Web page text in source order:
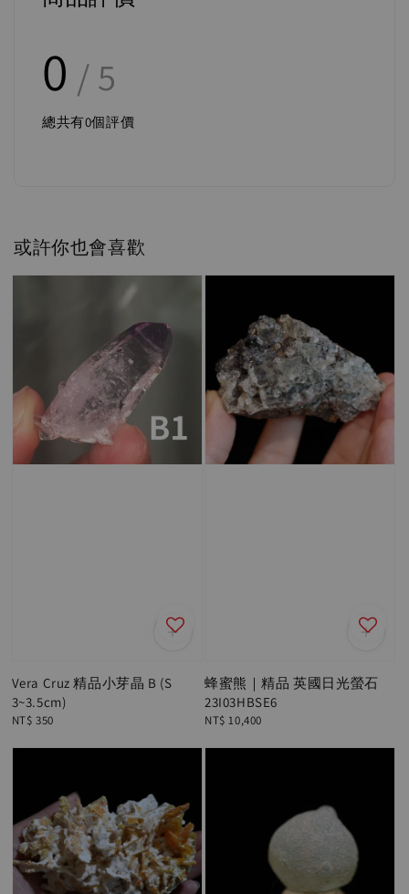
0 / 5
總共有0個評價
或許你也會喜歡
Vera Cruz 精品小芽晶 B (S
3~3.5cm)
Regular
NT$ 350
蜂蜜熊｜精品 英國日光螢石
23I03HBSE6
Regular
NT$ 10,400